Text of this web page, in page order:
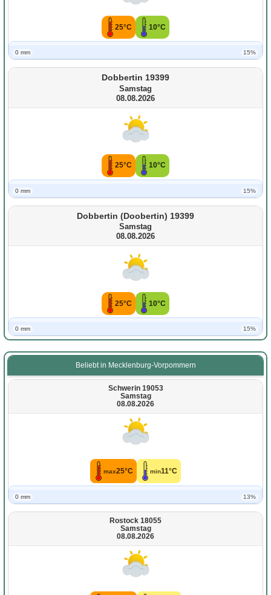
25°C 10°C
0 mm 15%
Dobbertin 19399
Samstag
08.08.2026
25°C 10°C
0 mm 15%
Dobbertin (Doobertin) 19399
Samstag
08.08.2026
25°C 10°C
0 mm 15%
Beliebt in Mecklenburg-Vorpommern
Schwerin 19053
Samstag
08.08.2026
max25°C min11°C
0 mm 13%
Rostock 18055
Samstag
08.08.2026